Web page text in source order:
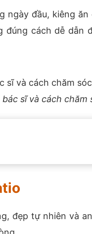
ngày đầu, kiêng ăn
cách dễ dẫn
sĩ và cách chăm
đẹp tự nhiên và